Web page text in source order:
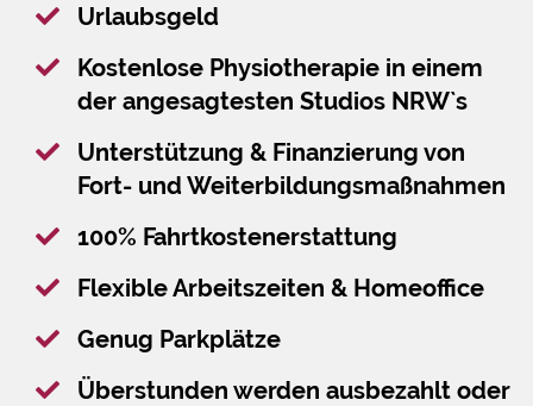
Urlaubsgeld
Kostenlose Physiotherapie in einem
der angesagtesten Studios NRW`s
Unterstützung & Finanzierung von
Fort- und Weiterbildungsmaßnahmen
100% Fahrtkostenerstattung
Flexible Arbeitszeiten & Homeoffice
Genug Parkplätze
Überstunden werden ausbezahlt oder